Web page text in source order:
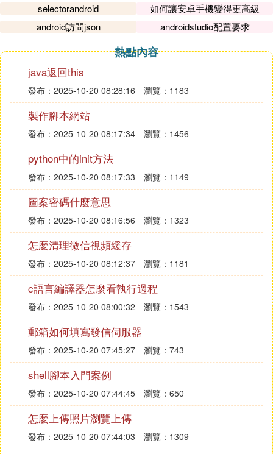
selectorandroid
如何讓安卓手機變得更高級
android訪問json
androidstudio配置要求
熱點內容
java返回this
發布：2025-10-20 08:28:16 瀏覽：1183
製作腳本網站
發布：2025-10-20 08:17:34 瀏覽：1456
python中的init方法
發布：2025-10-20 08:17:33 瀏覽：1149
圖案密碼什麼意思
發布：2025-10-20 08:16:56 瀏覽：1323
怎麼清理微信視頻緩存
發布：2025-10-20 08:12:37 瀏覽：1181
c語言編譯器怎麼看執行過程
發布：2025-10-20 08:00:32 瀏覽：1543
郵箱如何填寫發信伺服器
發布：2025-10-20 07:45:27 瀏覽：743
shell腳本入門案例
發布：2025-10-20 07:44:45 瀏覽：650
怎麼上傳照片瀏覽上傳
發布：2025-10-20 07:44:03 瀏覽：1309